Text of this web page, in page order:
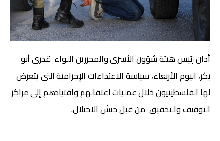
أدان رئيس هيئة شؤون الأسرى والمحررين اللواء قدري أبو
بكر، اليوم الأربعاء، سياسة الاعتداءات الإجرامية التي يتعرض
لها الفلسطينيون خلال عمليات اعتقالهم واقتيادهم إلى مراكز
التوقيف والتحقيق من قبل جيش الاحتلال.